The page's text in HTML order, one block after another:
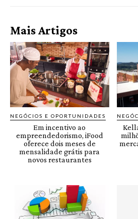
Mais Artigos
NEGÓCIOS E OPORTUNIDADES
Em incentivo ao
empreendedorismo, iFood
oferece dois meses de
mensalidade grátis para
novos restaurantes